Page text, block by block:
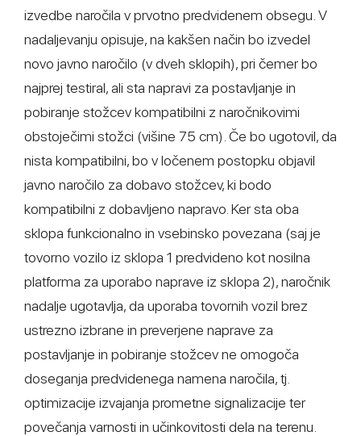
izvedbe naročila v prvotno predvidenem obsegu. V
nadaljevanju opisuje, na kakšen način bo izvedel
novo javno naročilo (v dveh sklopih), pri čemer bo
najprej testiral, ali sta napravi za postavljanje in
pobiranje stožcev kompatibilni z naročnikovimi
obstoječimi stožci (višine 75 cm). Če bo ugotovil, da
nista kompatibilni, bo v ločenem postopku objavil
javno naročilo za dobavo stožcev, ki bodo
kompatibilni z dobavljeno napravo. Ker sta oba
sklopa funkcionalno in vsebinsko povezana (saj je
tovorno vozilo iz sklopa 1 predvideno kot nosilna
platforma za uporabo naprave iz sklopa 2), naročnik
nadalje ugotavlja, da uporaba tovornih vozil brez
ustrezno izbrane in preverjene naprave za
postavljanje in pobiranje stožcev ne omogoča
doseganja predvidenega namena naročila, tj.
optimizacije izvajanja prometne signalizacije ter
povečanja varnosti in učinkovitosti dela na terenu.